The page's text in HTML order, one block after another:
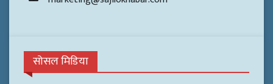
सोसल मिडिया